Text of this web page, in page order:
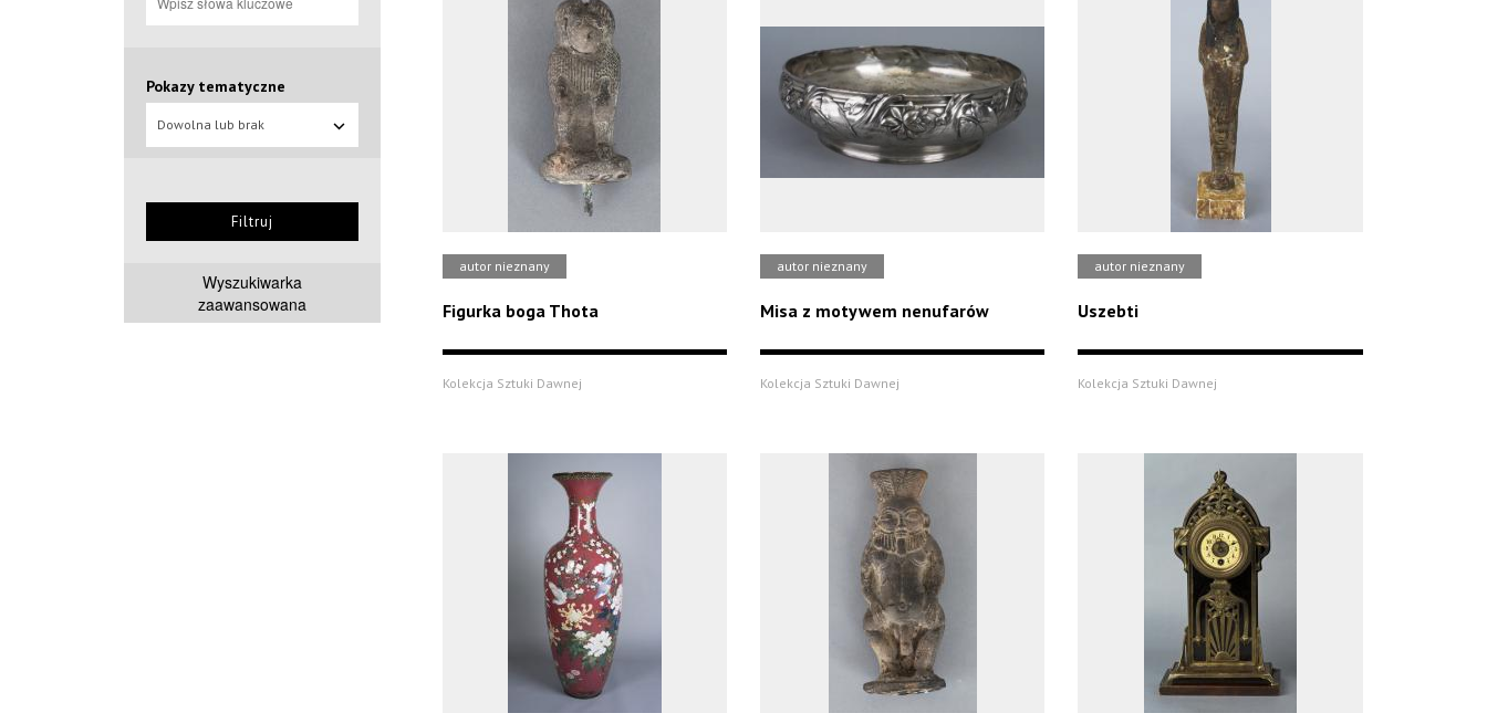
Pokazy tematyczne
Dowolna lub brak
Filtruj
Wyszukiwarka
zaawansowana
autor nieznany
Figurka boga Thota
Kolekcja Sztuki Dawnej
autor nieznany
Misa z motywem nenufarów
Kolekcja Sztuki Dawnej
autor nieznany
Uszebti
Kolekcja Sztuki Dawnej